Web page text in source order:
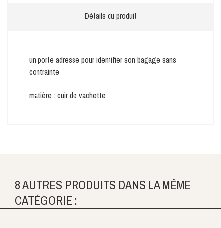
Détails du produit
un porte adresse pour identifier son bagage sans
contrainte
matière : cuir de vachette
8 AUTRES PRODUITS DANS LA MÊME
CATÉGORIE :